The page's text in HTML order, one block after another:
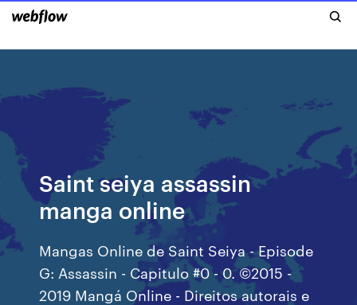
Saint seiya assassin
manga online
Mangas Online de Saint Seiya - Episode
G: Assassin - Capitulo #0 - 0. ©2015 -
2019 Mangá Online - Direitos autorais e